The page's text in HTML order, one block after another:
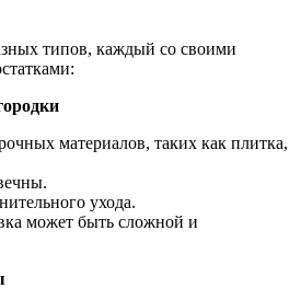
типов, каждый со своими
материалов, таких как плитка,
ухода.
может быть сложной и